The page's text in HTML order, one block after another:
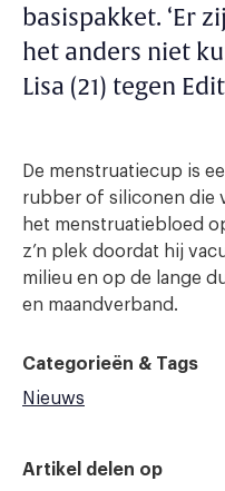
basispakket. ‘Er
het anders niet
Lisa (21) tegen
De menstruatiecup is
rubber of siliconen die
het menstruatiebloed
z’n plek doordat hij
milieu en op de lange
en maandverband.
Categorieën & Tags
Nieuws
Artikel delen op